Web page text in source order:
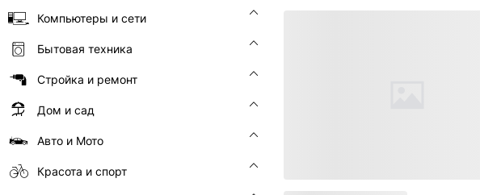
Компьютеры и сети
Бытовая техника
Стройка и ремонт
Дом и сад
Авто и Мото
Красота и спорт